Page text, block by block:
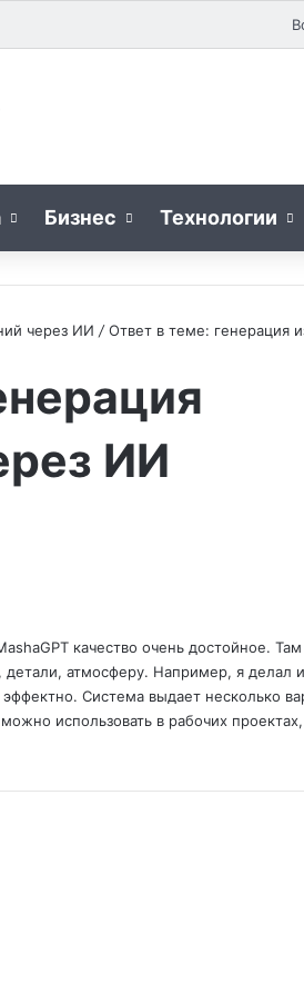
Бизнес Технологии
через ИИ / Ответ в теме: генерация
ИИ
качество очень достойное.
детали, атмосферу. Например, я делал
Система выдает несколько
использовать в рабочих